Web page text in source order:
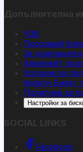
Допълнителна
ЧЗВ
Продавай
За компанията
Афилиейт
Условия за
билети Билет
Политика за
Настройки за
SOCIAL LINKS
Facebook